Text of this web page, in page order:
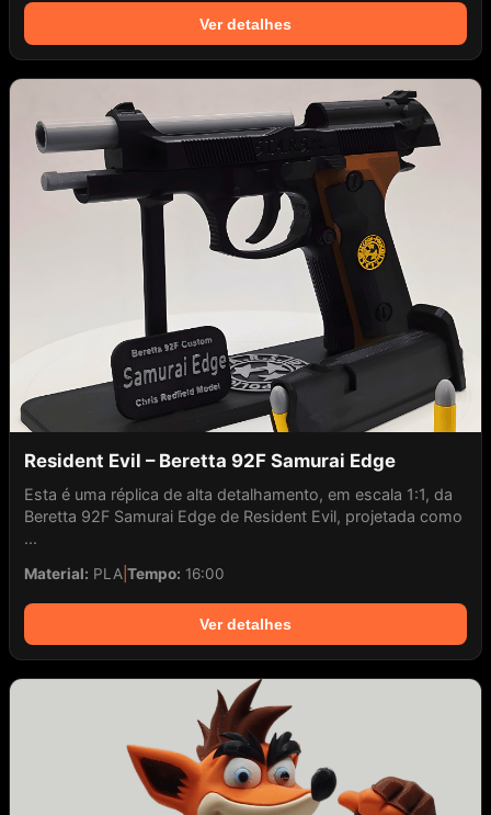
Ver detalhes
Resident Evil – Beretta 92F Samurai Edge
Esta é uma réplica de alta detalhamento, em escala 1:1, da
Beretta 92F Samurai Edge de Resident Evil, projetada como
...
Material: PLA| Tempo: 16:00
Ver detalhes